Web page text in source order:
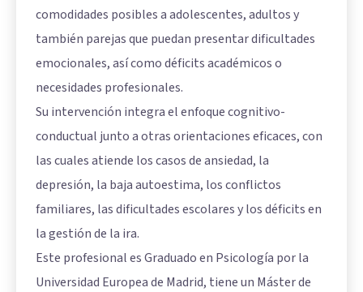
comodidades posibles a adolescentes, adultos y
también parejas que puedan presentar dificultades
emocionales, así como déficits académicos o
necesidades profesionales.
Su intervención integra el enfoque cognitivo-
conductual junto a otras orientaciones eficaces, con
las cuales atiende los casos de ansiedad, la
depresión, la baja autoestima, los conflictos
familiares, las dificultades escolares y los déficits en
la gestión de la ira.
Este profesional es Graduado en Psicología por la
Universidad Europea de Madrid, tiene un Máster de